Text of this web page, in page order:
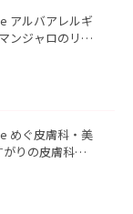
アルバアレルギ
ンジャロのリア
めぐ皮膚科・美
りの皮膚科